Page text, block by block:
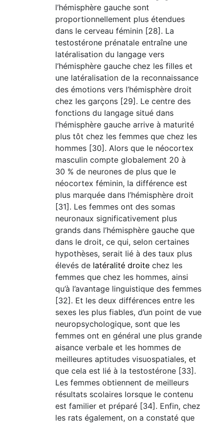
l’hémisphère gauche sont
proportionnellement plus étendues
dans le cerveau féminin [28]. La
testostérone prénatale entraîne une
latéralisation du langage vers
l’hémisphère gauche chez les filles et
une latéralisation de la reconnaissance
des émotions vers l’hémisphère droit
chez les garçons [29]. Le centre des
fonctions du langage situé dans
l’hémisphère gauche arrive à maturité
plus tôt chez les femmes que chez les
hommes [30]. Alors que le néocortex
masculin compte globalement 20 à
30 % de neurones de plus que le
néocortex féminin, la différence est
plus marquée dans l’hémisphère droit
[31]. Les femmes ont des somas
neuronaux significativement plus
grands dans l’hémisphère gauche que
dans le droit, ce qui, selon certaines
hypothèses, serait lié à des taux plus
élevés de latéralité droite chez les
femmes que chez les hommes, ainsi
qu’à l’avantage linguistique des femmes
[32]. Et les deux différences entre les
sexes les plus fiables, d’un point de vue
neuropsychologique, sont que les
femmes ont en général une plus grande
aisance verbale et les hommes de
meilleures aptitudes visuospatiales, et
que cela est lié à la testostérone [33].
Les femmes obtiennent de meilleurs
résultats scolaires lorsque le contenu
est familier et préparé [34]. Enfin, chez
les rats également, on a constaté que